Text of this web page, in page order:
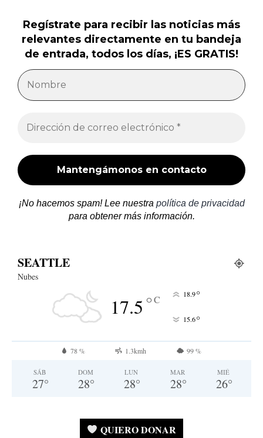
Regístrate para recibir las noticias más
relevantes directamente en tu bandeja
de entrada, todos los días, ¡ES GRATIS!
¡No hacemos spam! Lee nuestra política de privacidad
para obtener más información.
SEATTLE
Nubes
17.5°C 18.9°
15.6°
78 % 1.3kmh 99 %
SÁB
27°
DOM
28°
LUN
28°
MAR
28°
MIÉ
26°
QUIERO DONAR